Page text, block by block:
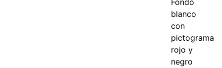
Fondo
blanco
con
pictograma
rojo y
negro